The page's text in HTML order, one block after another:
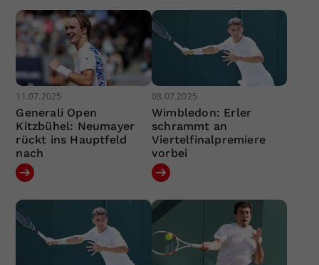
11.07.2025
Generali Open
Kitzbühel: Neumayer
rückt ins Hauptfeld
nach
08.07.2025
Wimbledon: Erler
schrammt an
Viertelfinalpremiere
vorbei